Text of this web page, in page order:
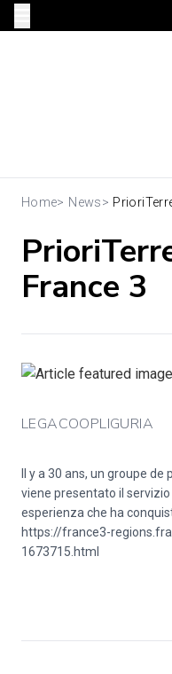
Home> News>
France 3
LEGACOOPLIGURIA
Il y a 30 ans, un groupe
viene presentato il
esperienza che ha
https://france3-
1673715.html